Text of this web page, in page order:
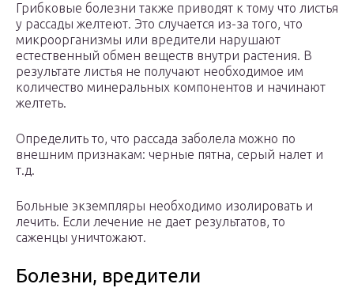
Грибковые болезни также приводят к тому что листья
у рассады желтеют. Это случается из-за того, что
микроорганизмы или вредители нарушают
естественный обмен веществ внутри растения. В
результате листья не получают необходимое им
количество минеральных компонентов и начинают
желтеть.
Определить то, что рассада заболела можно по
внешним признакам: черные пятна, серый налет и
т.д.
Больные экземпляры необходимо изолировать и
лечить. Если лечение не дает результатов, то
саженцы уничтожают.
Болезни, вредители